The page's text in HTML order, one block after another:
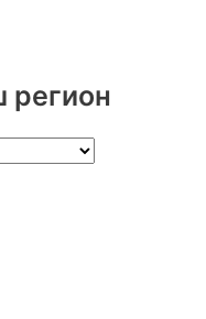
регион